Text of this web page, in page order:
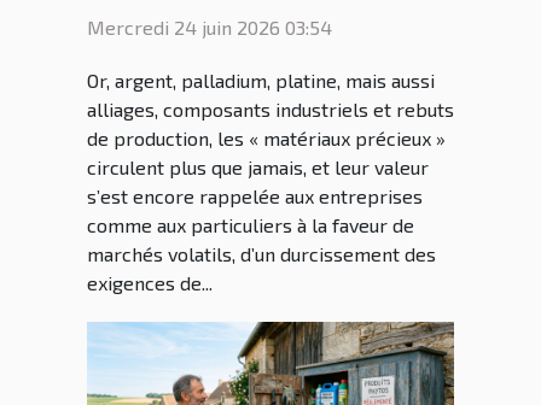
comment éviter pertes et
Mercredi 24 juin 2026 03:54
Or, argent, palladium, platine, mais aussi
alliages, composants industriels et rebuts
de production, les « matériaux précieux »
circulent plus que jamais, et leur valeur
s’est encore rappelée aux entreprises
comme aux particuliers à la faveur de
marchés volatils, d’un durcissement des
exigences de...